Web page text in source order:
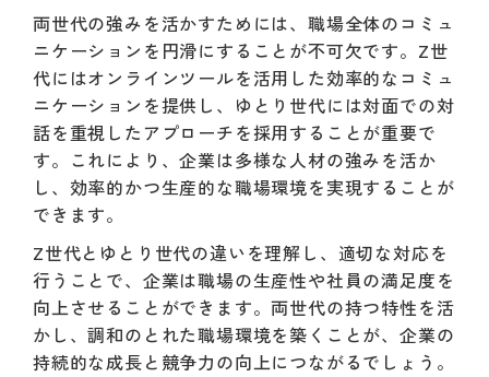
両世代の強みを活かすためには、職場全体のコミュ
ニケーションを円滑にすることが不可欠です。Z世
代にはオンラインツールを活用した効率的なコミュ
ニケーションを提供し、ゆとり世代には対面での対
話を重視したアプローチを採用することが重要で
す。これにより、企業は多様な人材の強みを活か
し、効率的かつ生産的な職場環境を実現することが
できます。
Z世代とゆとり世代の違いを理解し、適切な対応を
行うことで、企業は職場の生産性や社員の満足度を
向上させることができます。両世代の持つ特性を活
かし、調和のとれた職場環境を築くことが、企業の
持続的な成長と競争力の向上につながるでしょう。